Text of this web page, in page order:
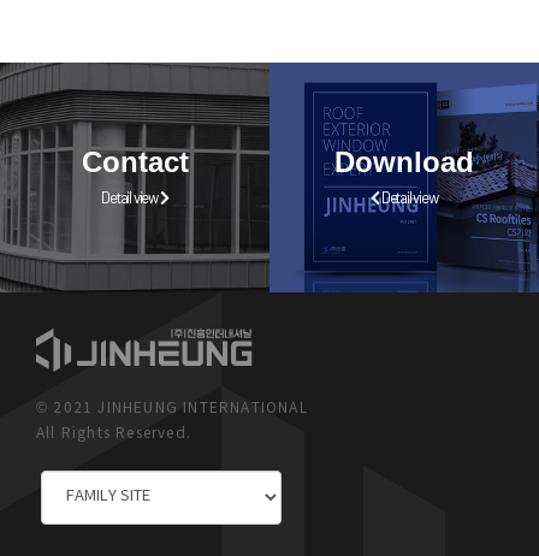
Contact
Detail view
Download
Detail view
© 2021 JINHEUNG INTERNATIONAL
All Rights Reserved.